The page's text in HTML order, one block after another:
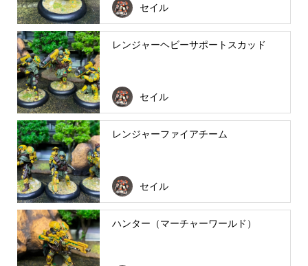
セイル
レンジャーヘビーサポートスカッド
セイル
レンジャーファイアチーム
セイル
ハンター（マーチャーワールド）